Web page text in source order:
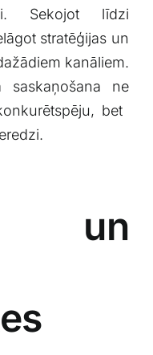
Sekojot līdzi
stratēģijas un
kanāliem.
saskaņošana ne
bet
un